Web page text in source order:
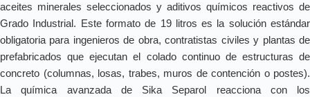
aceites minerales seleccionados y aditivos químicos reactivos de
Grado Industrial. Este formato de 19 litros es la solución estándar
obligatoria para ingenieros de obra, contratistas civiles y plantas de
prefabricados que ejecutan el colado continuo de estructuras de
concreto (columnas, losas, trabes, muros de contención o postes).
La química avanzada de Sika Separol reacciona con los